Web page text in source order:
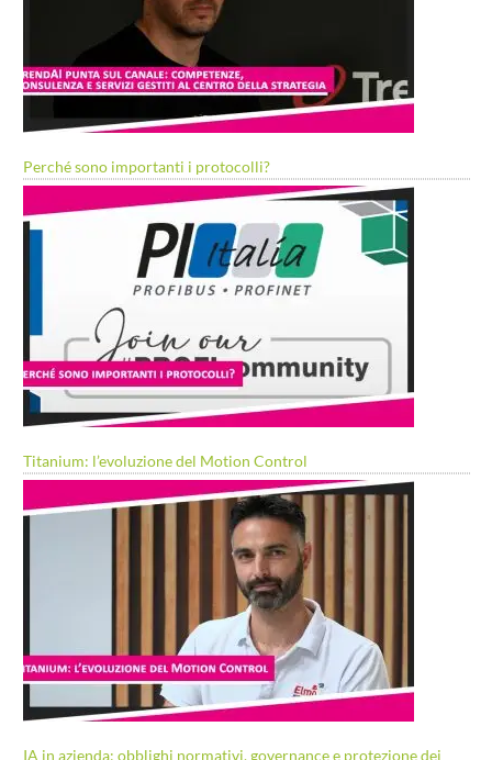
Perché sono importanti i protocolli?
Titanium: l’evoluzione del Motion Control
IA in azienda: obblighi normativi, governance e protezione dei